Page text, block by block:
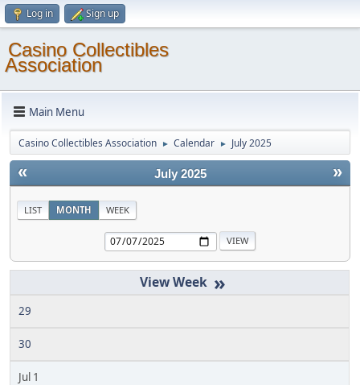
Log in Sign up
Casino Collectibles
Association
Main Menu
Casino Collectibles Association ► Calendar ► July 2025
« »
July 2025
LIST MONTH WEEK
»
29
30
Jul 1